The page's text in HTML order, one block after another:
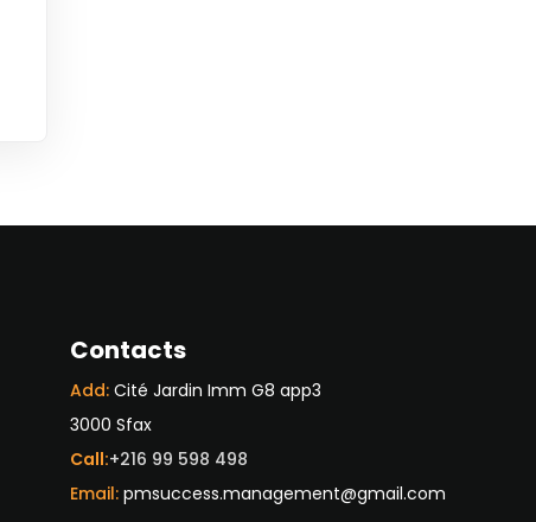
Contacts
Add:Cité Jardin Imm G8 app3
3000 Sfax
Call:+216 99 598 498
Email: pmsuccess.management@gmail.com